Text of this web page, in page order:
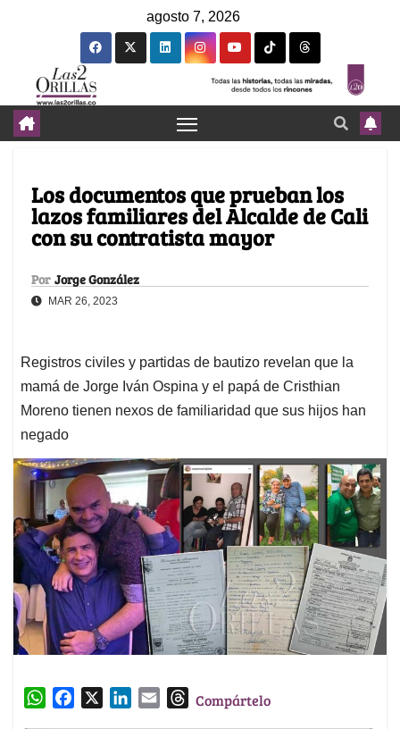
agosto 7, 2026
Los documentos que prueban los
lazos familiares del Alcalde de Cali
con su contratista mayor
Por Jorge González
MAR 26, 2023
Registros civiles y partidas de bautizo revelan que la
mamá de Jorge Iván Ospina y el papá de Cristhian
Moreno tienen nexos de familiaridad que sus hijos han
negado
W
TCompártelo